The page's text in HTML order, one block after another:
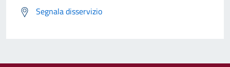
Segnala disservizio